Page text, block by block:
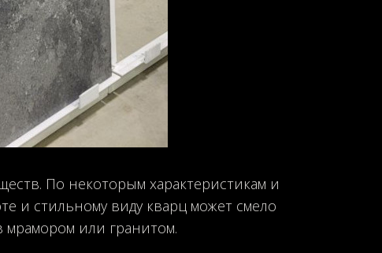
По некоторым характеристикам и
и стильному виду кварц может смело
или гранитом.